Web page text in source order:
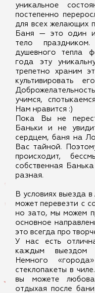
уникальное
постепенно
для всех желающих
Баня — это один
тело
душевного тепла
года эту
трепетно храним
культивировать
учимся,
Нам нравится :)
Пока Вы не
Баньки и не
сердцем, баня на
Вас тайной.
происходит,
собственная
разная.
В условиях выезда
может перевезти с
но зато, мы можем
основное
это всегда про
У нас есть
каждым выездом
Немного
стеклопакеты в
вы можете
отдыхая после